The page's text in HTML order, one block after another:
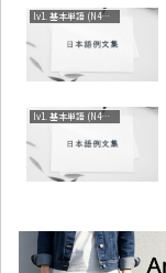
lv1. 基本単語 (N4～N5)
lv1. 基本単語 (N4～N5)